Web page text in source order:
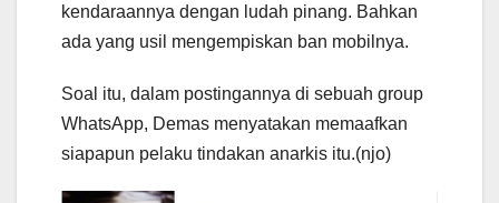
kendaraannya dengan ludah pinang. Bahkan
ada yang usil mengempiskan ban mobilnya.
Soal itu, dalam postingannya di sebuah group
WhatsApp, Demas menyatakan memaafkan
siapapun pelaku tindakan anarkis itu.(njo)